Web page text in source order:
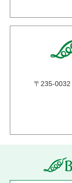
〒 235-0032